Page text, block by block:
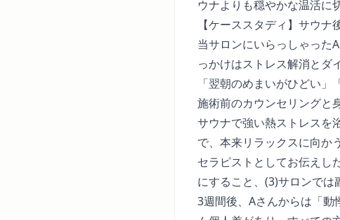
ウナよりも穏やかな温活に
【ケーススタディ】サウ
当サロンにいらっしゃった
っかけはストレス解消とダ
「翌朝のめまいがひどい
施術前のカウンセリングと
サウナで強い熱ストレス
で、本来リラックスに向か
セラピストとしてお伝えし
にすること、(3)サロンでは
3週間後、Aさんからは「